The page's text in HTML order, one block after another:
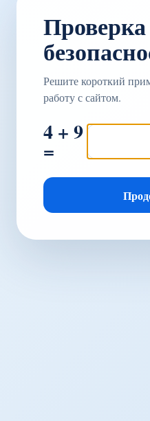
Проверка
Решите короткий
работу с сайтом.
4 + 9
=